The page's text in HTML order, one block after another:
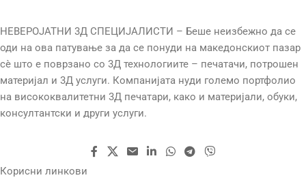
КАМЕРА Не
КОНЕКЦИЈА Wi-Fi
Да
ЗАТВОРЕН Не
EXTRUDER TYPE
ДИЈАМЕТАР НА
МЛАЗНИЦА
НЕВЕРОЈАТНИ 3Д СПЕЦИЈАЛИСТИ – Беше неизбежно да се
оди на ова патување за да се понуди на македонскиот пазар
сè што е поврзано со 3Д технологиите – печатачи, потрошен
материјал и 3Д услуги. Компанијата нуди големо портфолио
на висококвалитетни 3Д печатари, како и материјали, обуки,
консултантски и други услуги.
Корисни линкови